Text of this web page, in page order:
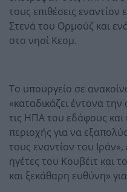
τους επιθέσεις εναντίον
Στενά του Ορμούζ και
στο νησί Κεσμ.
Το υπουργείο σε
«καταδικάζει έντονα
τις ΗΠΑ του εδάφους
περιοχής για να
τους εναντίον του
ηγέτες του Κουβέιτ και
και ξεκάθαρη ευθύνη»